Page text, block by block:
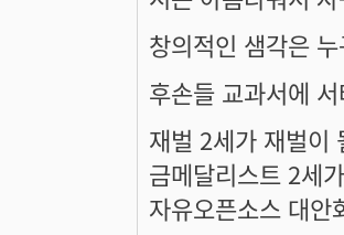
창의적인 샘각은
후손들 교과서에
재벌 2세가 재벌이
금메달리스트 2세
자유오픈소스 대안